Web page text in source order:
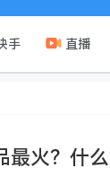
手 直播
火？什么